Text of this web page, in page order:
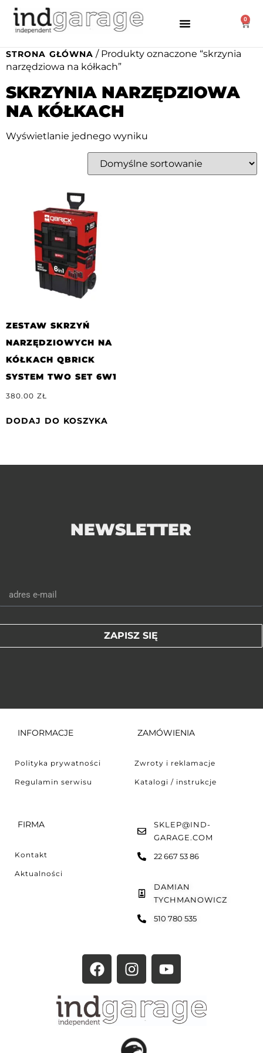
0
STRONA GŁÓWNA / Produkty oznaczone “skrzynia
narzędziowa na kółkach”
SKRZYNIA NARZĘDZIOWA
NA KÓŁKACH
Wyświetlanie jednego wyniku
ZESTAW SKRZYŃ
NARZĘDZIOWYCH NA
KÓŁKACH QBRICK
SYSTEM TWO SET 6W1
380.00 ZŁ
DODAJ DO KOSZYKA
NEWSLETTER
ZAPISZ SIĘ
INFORMACJE
Polityka prywatności
Regulamin serwisu
ZAMÓWIENIA
Zwroty i reklamacje
Katalogi / instrukcje
FIRMA
Kontakt
Aktualności
SKLEP@IND-
GARAGE.COM
22 667 53 86
DAMIAN
TYCHMANOWICZ
510 780 535